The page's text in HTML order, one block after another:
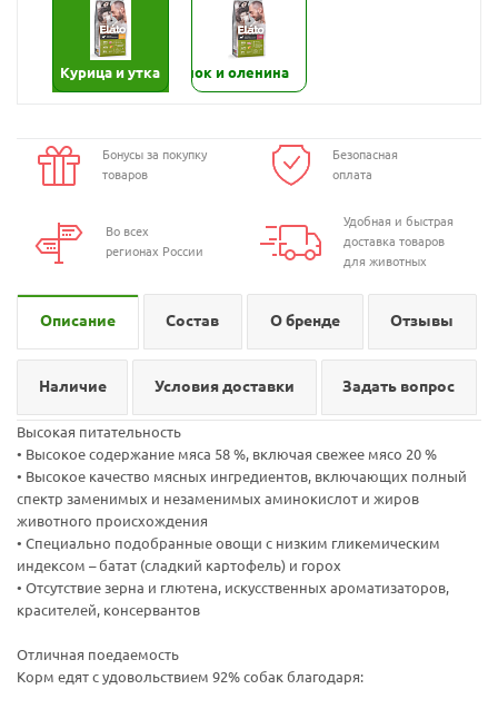
Курица и утка Ягнёнок и оленина
Бонусы за покупку
товаров
Безопасная
оплата
Во всех
регионах России
Удобная и быстрая
доставка товаров
для животных
Описание Состав О бренде Отзывы
Наличие Условия доставки Задать вопрос
Высокая питательность
• Высокое содержание мяса 58 %, включая свежее мясо 20 %
• Высокое качество мясных ингредиентов, включающих полный
спектр заменимых и незаменимых аминокислот и жиров
животного происхождения
• Специально подобранные овощи с низким гликемическим
индексом – батат (сладкий картофель) и горох
• Отсутствие зерна и глютена, искусственных ароматизаторов,
красителей, консервантов
Отличная поедаемость
Корм едят с удовольствием 92% собак благодаря: